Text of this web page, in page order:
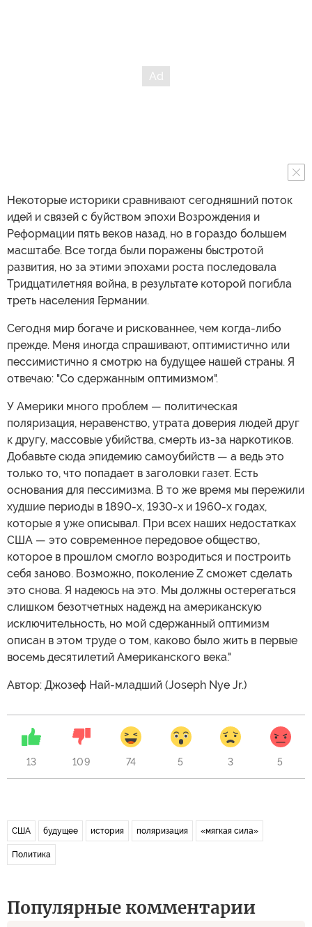
Некоторые историки сравнивают сегодняшний поток
идей и связей с буйством эпохи Возрождения и
Реформации пять веков назад, но в гораздо большем
масштабе. Все тогда были поражены быстротой
развития, но за этими эпохами роста последовала
Тридцатилетняя война, в результате которой погибла
треть населения Германии.
Сегодня мир богаче и рискованнее, чем когда-либо
прежде. Меня иногда спрашивают, оптимистично или
пессимистично я смотрю на будущее нашей страны. Я
отвечаю: "Со сдержанным оптимизмом".
У Америки много проблем — политическая
поляризация, неравенство, утрата доверия людей друг
к другу, массовые убийства, смерть из-за наркотиков.
Добавьте сюда эпидемию самоубийств — а ведь это
только то, что попадает в заголовки газет. Есть
основания для пессимизма. В то же время мы пережили
худшие периоды в 1890-х, 1930-х и 1960-х годах,
которые я уже описывал. При всех наших недостатках
США — это современное передовое общество,
которое в прошлом смогло возродиться и построить
себя заново. Возможно, поколение Z сможет сделать
это снова. Я надеюсь на это. Мы должны остерегаться
слишком безотчетных надежд на американскую
исключительность, но мой сдержанный оптимизм
описан в этом труде о том, каково было жить в первые
восемь десятилетий Американского века."
Автор: Джозеф Най-младший (Joseph Nye Jr.)
13 109 74 5 3 5
США будущее история поляризация «мягкая сила»
Политика
Популярные комментарии